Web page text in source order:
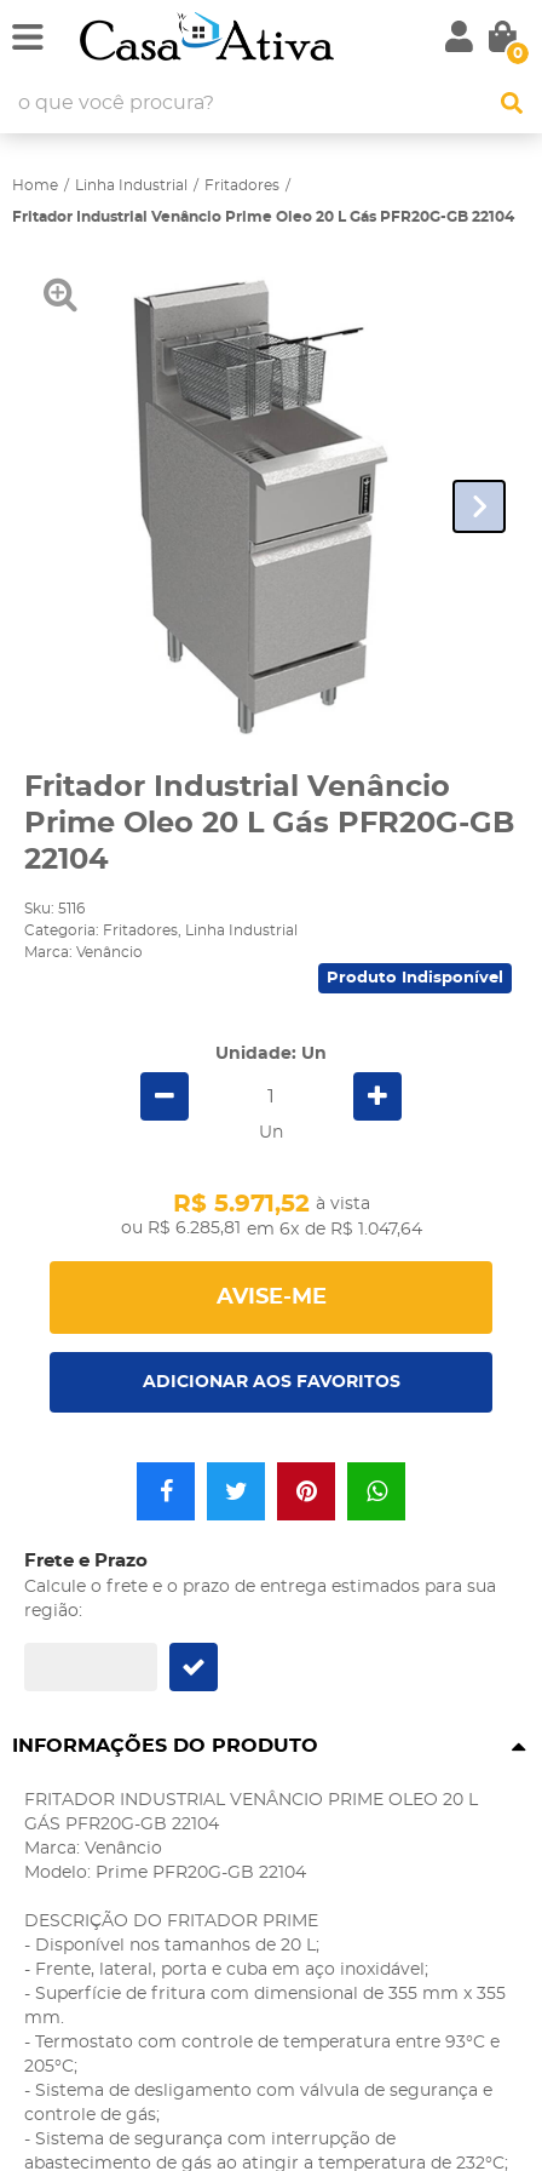
0
Home Linha Industrial Fritadores
Fritador Industrial Venâncio Prime Oleo 20 L Gás PFR20G-GB 22104
Fritador Industrial Venâncio
Prime Oleo 20 L Gás PFR20G-GB
22104
Sku: 5116
Categoria: Fritadores
Linha Industrial
Marca: Venâncio
Produto Indisponível
Unidade: Un
Un
R$ 6.285,81
R$ 5.971,52 à vista
em 6x de R$ 1.047,64
AVISE-ME
ADICIONAR AOS FAVORITOS
Frete e Prazo
Calcule o frete e o prazo de entrega estimados para sua
região:
INFORMAÇÕES DO PRODUTO
FRITADOR INDUSTRIAL VENÂNCIO PRIME OLEO 20 L
GÁS PFR20G-GB 22104
Marca: Venâncio
Modelo: Prime PFR20G-GB 22104
DESCRIÇÃO DO FRITADOR PRIME
- Disponível nos tamanhos de 20 L;
- Frente, lateral, porta e cuba em aço inoxidável;
- Superfície de fritura com dimensional de 355 mm x 355
mm.
- Termostato com controle de temperatura entre 93°C e
205°C;
- Sistema de desligamento com válvula de segurança e
controle de gás;
- Sistema de segurança com interrupção de
abastecimento de gás ao atingir a temperatura de 232°C;